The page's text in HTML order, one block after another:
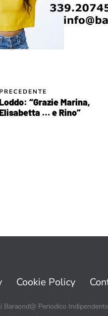
PRECEDENTE
“Grazie Marina,
… e Rino”
Cookie Policy
Periodico